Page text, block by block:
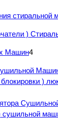
стиральной
)
Машин4
блокировки )
сушильной